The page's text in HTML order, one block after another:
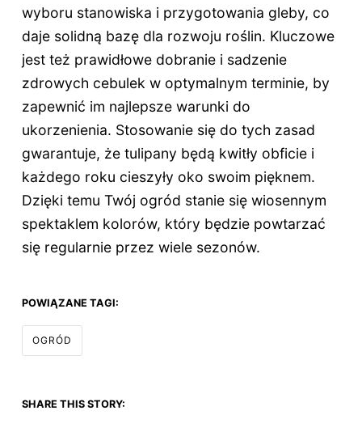
wyboru stanowiska i przygotowania gleby, co
daje solidną bazę dla rozwoju roślin. Kluczowe
jest też prawidłowe dobranie i sadzenie
zdrowych cebulek w optymalnym terminie, by
zapewnić im najlepsze warunki do
ukorzenienia. Stosowanie się do tych zasad
gwarantuje, że tulipany będą kwitły obficie i
każdego roku cieszyły oko swoim pięknem.
Dzięki temu Twój ogród stanie się wiosennym
spektaklem kolorów, który będzie powtarzać
się regularnie przez wiele sezonów.
POWIĄZANE TAGI:
OGRÓD
SHARE THIS STORY: